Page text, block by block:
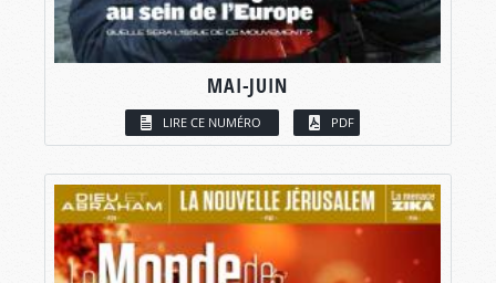
MAI-JUIN
LIRE CE NUMÉRO PDF